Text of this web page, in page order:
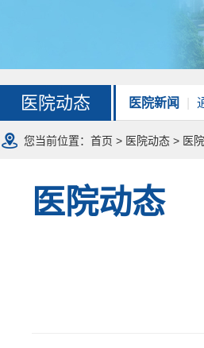
医院动态 医院新闻
您当前位置： 首页 > 医院动态 > 医
医院动态